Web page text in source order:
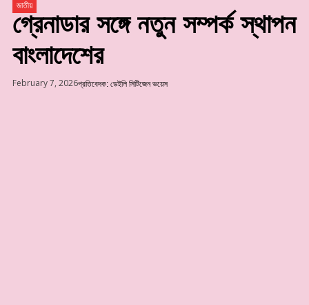
জাতীয়
গ্রেনাডার সঙ্গে নতুন সম্পর্ক স্থাপন
বাংলাদেশের
February 7, 2026প্রতিবেদক: ডেইলি সিটিজেন ভয়েস